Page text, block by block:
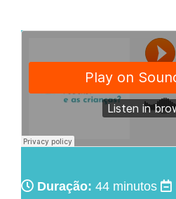
Duração: 44 minutos